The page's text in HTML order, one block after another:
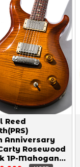
Reed
Anniversary
Rosewood
1P-Mahogany